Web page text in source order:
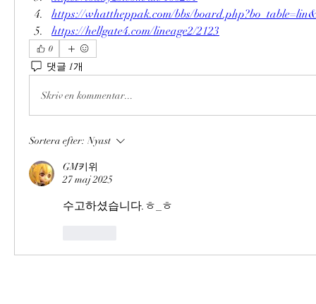
https://whattheppak.com/bbs/
https://hellgate4.com/lineage2/2123
0
댓글 1개
Skriv en kommentar...
Sortera efter: Nyast
GM키위
27 maj 2025
수고하셨습니다.ㅎ_ㅎ